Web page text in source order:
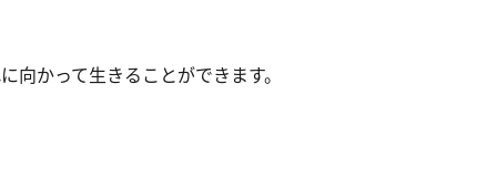
向かって生きることができます。